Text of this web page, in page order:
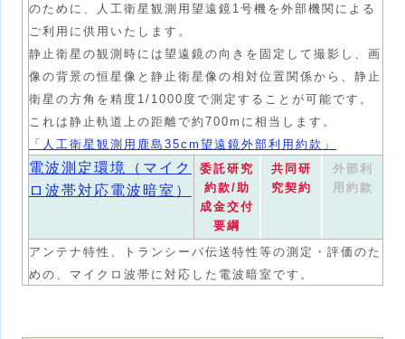
のために、人工衛星観測用望遠鏡1号機を外部機関による
ご利用に供用いたします。
静止衛星の観測時には望遠鏡の向きを固定して撮影し、画
像の背景の恒星像と静止衛星像の相対位置関係から、静止
衛星の方角を精度1/1000度で測定することが可能です。
これは静止軌道上の距離で約700mに相当します。
「人工衛星観測用鹿島35cm望遠鏡外部利用約款」
電波測定環境（マイク
ロ波帯対応電波暗室）
委託研究
約款/助
成金交付
要綱
共同研
究契約
外部利
用約款
アンテナ特性、トランシーバ伝送特性等の測定・評価のた
めの、マイクロ波帯に対応した電波暗室です。